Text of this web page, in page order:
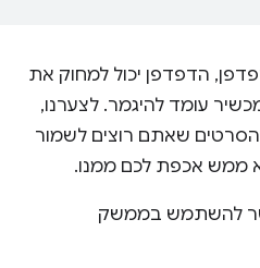
הדפדפן יכול למחוק את
עומד להיגמר. לצערנו,
הסרטים שאתם רוצים לשמור
ממש אכפת לכם ממנו.
להשתמש בממשק